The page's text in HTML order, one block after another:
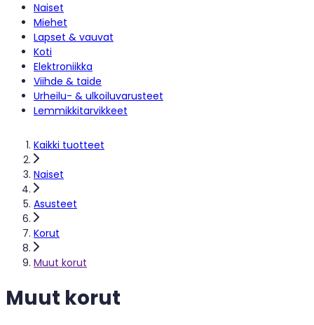
Naiset
Miehet
Lapset & vauvat
Koti
Elektroniikka
Viihde & taide
Urheilu- & ulkoiluvarusteet
Lemmikkitarvikkeet
Kaikki tuotteet
Naiset
Asusteet
Korut
Muut korut
Muut korut